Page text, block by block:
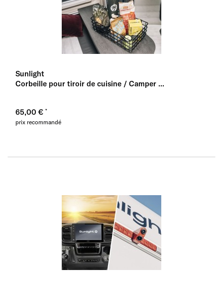
Sunlight
Corbeille pour tiroir de cuisine / Camper ...
65,00 €
prix recommandé